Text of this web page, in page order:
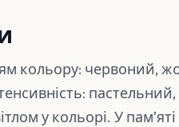
кольору: червоний,
у кольорі. У